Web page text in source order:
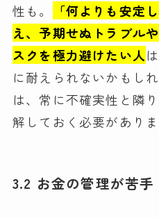
性も。
「何よりも安定
え、予期せぬトラブル
スクを極力避けたい人
に耐えられないかもし
は、常に不確実性と隣
解しておく必要がありま
3.2 お金の管理が苦手